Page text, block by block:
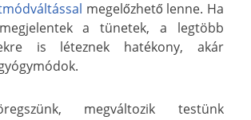
megelőzhető lenne. Ha
a tünetek, a legtöbb
is léteznek hatékony, akár
megváltozik testünk